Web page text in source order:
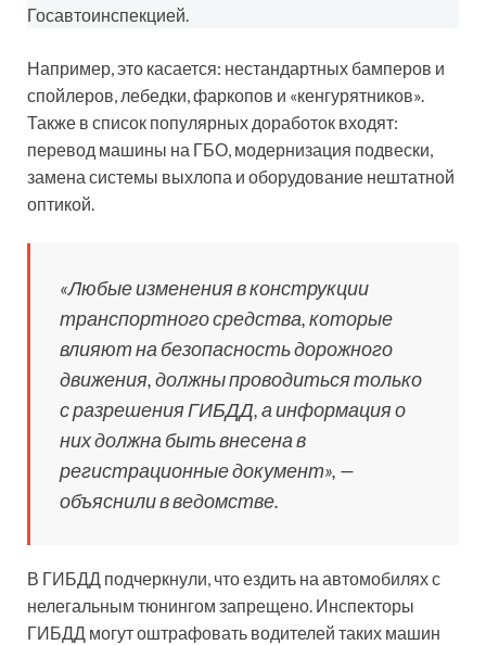
Госавтоинспекцией.
Например, это касается: нестандартных бамперов и
спойлеров, лебедки, фаркопов и «кенгурятников».
Также в список популярных доработок входят:
перевод машины на ГБО, модернизация подвески,
замена системы выхлопа и оборудование нештатной
оптикой.
«Любые изменения в конструкции
транспортного средства, которые
влияют на безопасность дорожного
движения, должны проводиться только
с разрешения ГИБДД, а информация о
них должна быть внесена в
регистрационные документ», —
объяснили в ведомстве.
В ГИБДД подчеркнули, что ездить на автомобилях с
нелегальным тюнингом запрещено. Инспекторы
ГИБДД могут оштрафовать водителей таких машин